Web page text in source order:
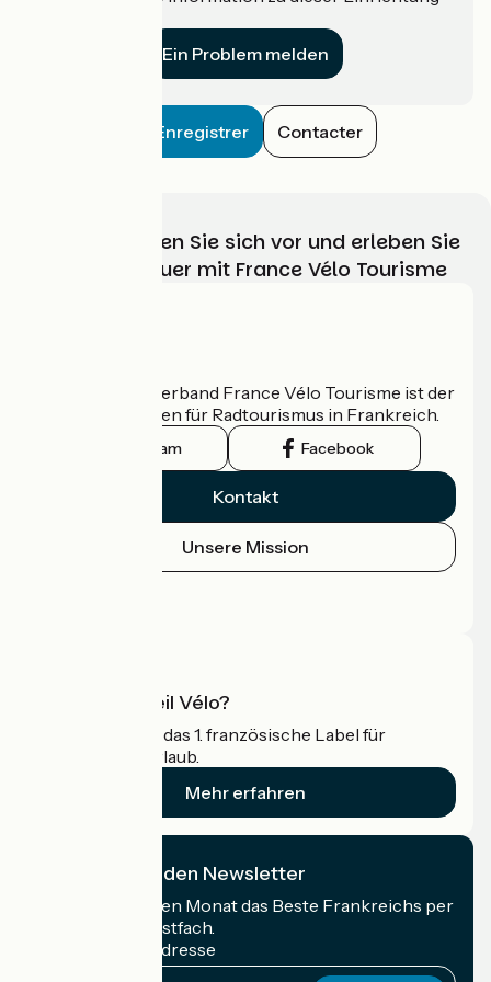
Ein Problem melden
Enregistrer Contacter
Wählen, bereiten Sie sich vor und erleben Sie
Ihr Radabenteuer mit France Vélo Tourisme
Der nationale Verband France Vélo Tourisme ist der
offizielle Leitfaden für Radtourismus in Frankreich.
Instagram Facebook
Kontakt
Unsere Mission
Was ist Accueil Vélo?
Accueil Vélo ist das 1. französische Label für
Radfahrer im Urlaub.
Mehr erfahren
Ich abonniere den Newsletter
Erhalten Sie jeden Monat das Beste Frankreichs per
Rad in Ihrem Postfach.
Meine E-Mail-Adresse